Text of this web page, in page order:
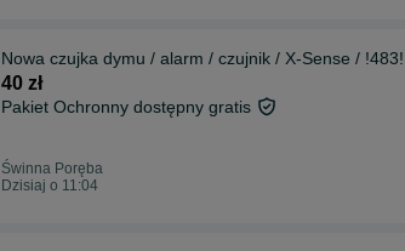
Nowa czujka dymu / alarm / czujnik / X-Sense / !483!
40 zł
Pakiet Ochronny dostępny gratis
Świnna Poręba
Dzisiaj o 11:04